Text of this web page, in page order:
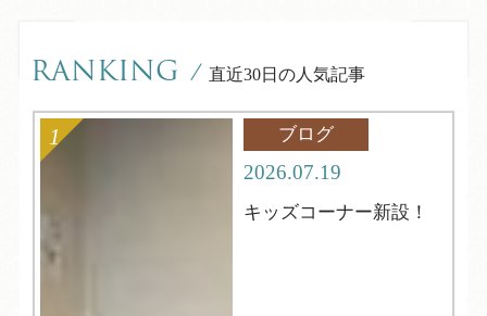
RANKING / 直近30日の人気記事
ブログ
2026.07.19
キッズコーナー新設！